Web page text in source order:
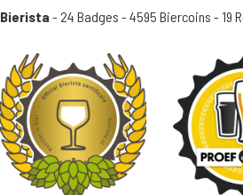
Bierista - 24 Badges - 4595 Biercoins - 19